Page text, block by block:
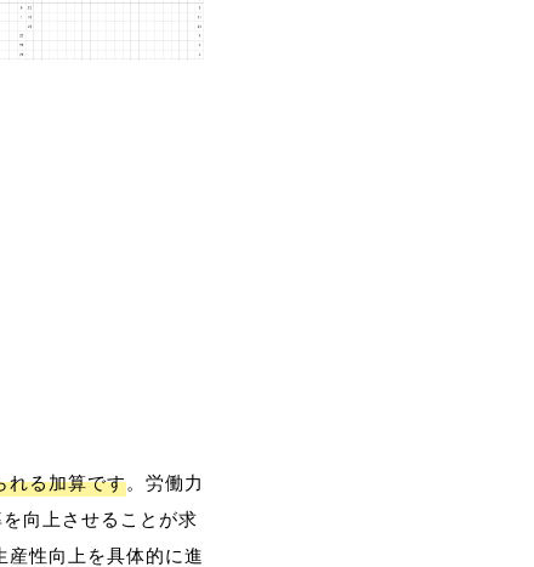
れる加算です。労働力
向上させることが求
産性向上を具体的に進